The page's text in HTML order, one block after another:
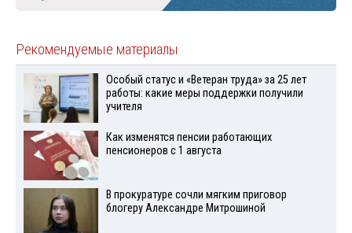
Рекомендуемые материалы
Особый статус и «Ветеран труда» за 25 лет
работы: какие меры поддержки получили
учителя
Как изменятся пенсии работающих
пенсионеров с 1 августа
В прокуратуре сочли мягким приговор
блогеру Александре Митрошиной